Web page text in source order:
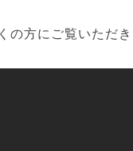
の方にご覧いただき